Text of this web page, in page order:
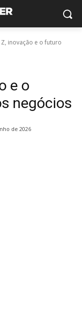
inovação e o futuro
e o
negócios
de 2026